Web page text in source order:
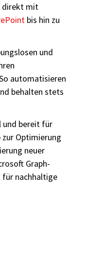
direkt mit
bis hin zu
und
automatisieren
behalten stets
und bereit für
zur Optimierung
neuer
Graph-
für nachhaltige